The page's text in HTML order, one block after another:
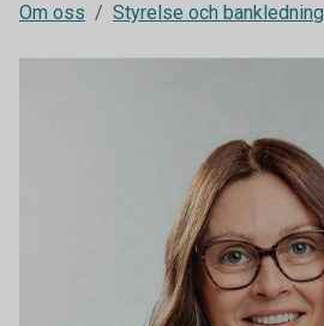
Om oss Styrelse och bankledning